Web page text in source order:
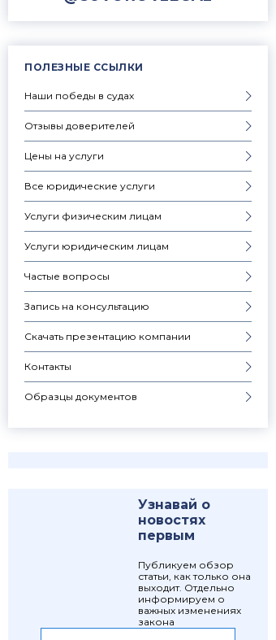
ПОЛЕЗНЫЕ ССЫЛКИ
Наши победы в судах
Отзывы доверителей
Цены на услуги
Все юридические услуги
Услуги физическим лицам
Услуги юридическим лицам
Частые вопросы
Запись на консультацию
Скачать презентацию компании
Контакты
Образцы документов
Узнавай о
новостях
первым
Публикуем обзор
статьи, как только она
выходит. Отдельно
информируем о
важных изменениях
закона